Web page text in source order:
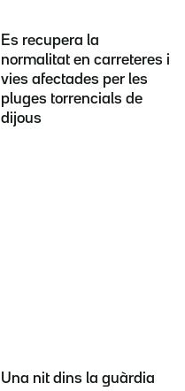
Es recupera la
normalitat en carreteres i
vies afectades per les
pluges torrencials de
dijous
Una nit dins la guàrdia